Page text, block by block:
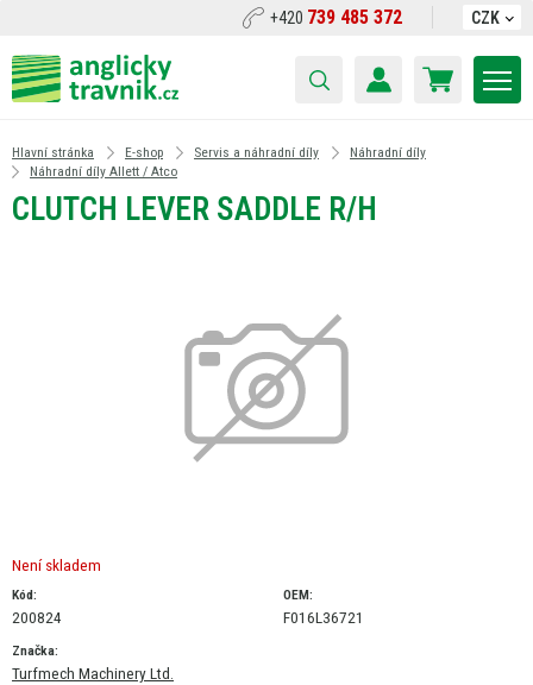
+420 739 485 372 CZK
Hlavní stránka E-shop Servis a náhradní díly
Náhradní díly
Náhradní díly Allett / Atco
CLUTCH LEVER SADDLE R/H
Není skladem
Kód:
200824
OEM:
F016L36721
Značka:
Turfmech Machinery Ltd.